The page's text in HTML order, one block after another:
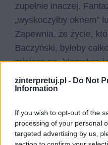
zinterpretuj.pl - Do Not
Information
If you wish to opt-out of the
processing of your personal
targeted advertising by us,
zupełnie inaczej.
„wyskoczyłby oknem”
Zapewnia, że życie,
Baczyński, byłoby
miejsce na „kłamstwo
czas na wszystko.
liryczny podsumowuje
wskórają, ponieważ
Baczyńskiego nie da